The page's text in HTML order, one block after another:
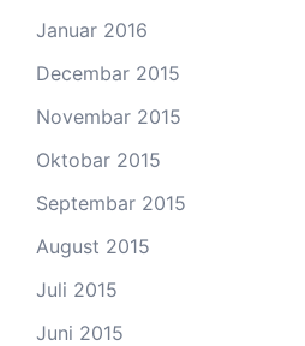
Januar 2016
Decembar 2015
Novembar 2015
Oktobar 2015
Septembar 2015
August 2015
Juli 2015
Juni 2015